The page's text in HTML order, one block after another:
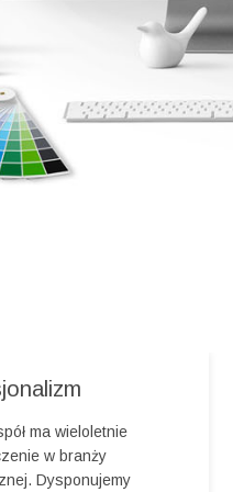
ma wieloletnie
w branży
Dysponujemy